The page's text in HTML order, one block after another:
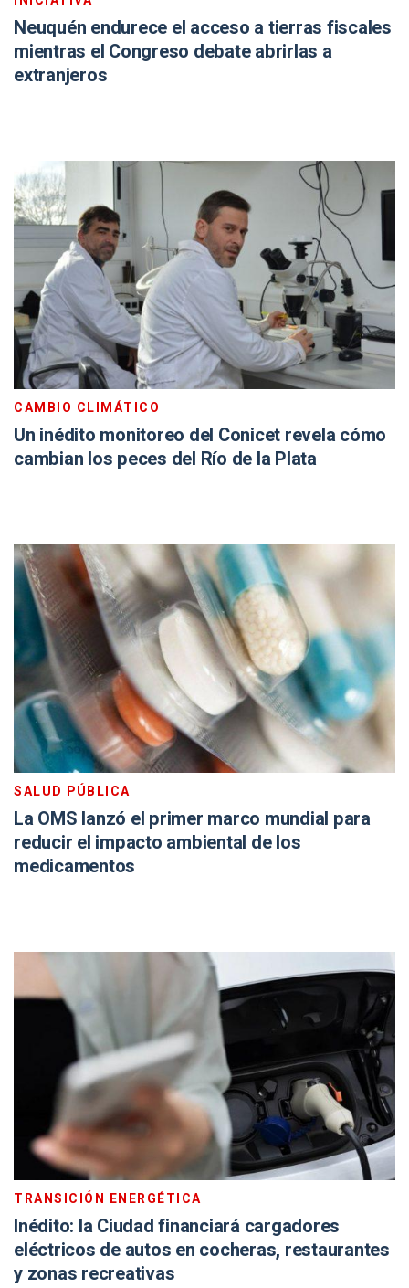
Neuquén endurece el acceso a tierras fiscales
mientras el Congreso debate abrirlas a
extranjeros
CAMBIO CLIMÁTICO
Un inédito monitoreo del Conicet revela cómo
cambian los peces del Río de la Plata
SALUD PÚBLICA
La OMS lanzó el primer marco mundial para
reducir el impacto ambiental de los
medicamentos
TRANSICIÓN ENERGÉTICA
Inédito: la Ciudad financiará cargadores
eléctricos de autos en cocheras, restaurantes
y zonas recreativas